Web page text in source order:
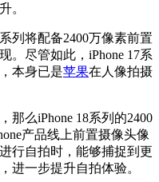
。
列将配备2400万像素前置
。尽管如此，iPhone 17系
本身已是苹果在人像拍摄
那么iPhone 18系列的2400
产品线上前置摄像头像
行自拍时，能够捕捉到更
进一步提升自拍体验。